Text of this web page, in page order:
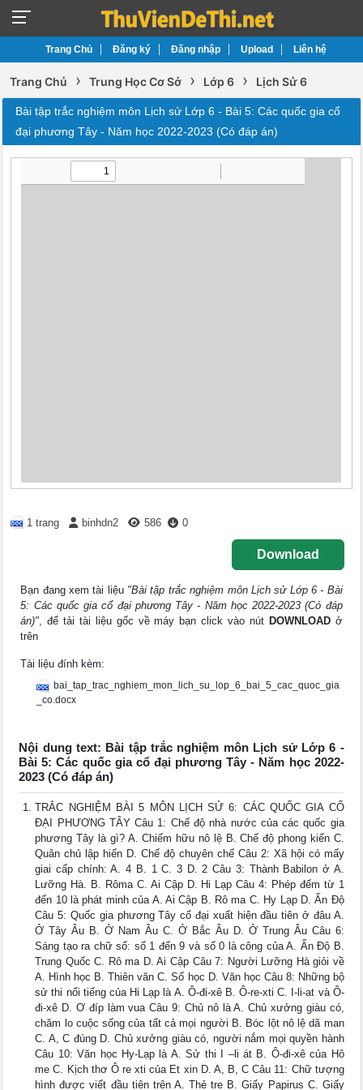
Trang Chủ Đăng ký Đăng nhập Upload Liên hệ
Trang Chủ › Trung Học Cơ Sở › Lớp 6 › Lịch Sử 6
Bài tập trắc nghiệm môn Lịch sử Lớp 6 - Bài 5: Các quốc gia cổ
đại phương Tây - Năm học 2022-2023 (Có đáp án)
1 trang binhdn2 586 0
Download
Bạn đang xem tài liệu "Bài tập trắc nghiệm môn Lịch sử Lớp 6 - Bài
5: Các quốc gia cổ đại phương Tây - Năm học 2022-2023 (Có đáp
án)", để tải tài liệu gốc về máy bạn click vào nút DOWNLOADở
trên
Tài liệu đính kèm:
bai_tap_trac_nghiem_mon_lich_su_lop_6_bai_5_cac_quoc_gia
_co.docx
Nội dung text: Bài tập trắc nghiệm môn Lịch sử Lớp 6 -
Bài 5: Các quốc gia cổ đại phương Tây - Năm học 2022-
2023 (Có đáp án)
TRẮC NGHIỆM BÀI 5 MÔN LỊCH SỬ 6: CÁC QUỐC GIA CỔ
ĐẠI PHƯƠNG TÂY Câu 1: Chế độ nhà nước của các quốc gia
phương Tây là gì? A. Chiếm hữu nô lệ B. Chế độ phong kiến C.
Quân chủ lập hiến D. Chế độ chuyên chế Câu 2: Xã hội có mấy
giai cấp chính: A. 4 B. 1 C. 3 D. 2 Câu 3: Thành Babilon ở A.
Lưỡng Hà. B. Rôma C. Ai Cập D. Hi Lạp Câu 4: Phép đếm từ 1
đến 10 là phát minh của A. Ai Cập B. Rô ma C. Hy Lạp D. Ấn Độ
Câu 5: Quốc gia phương Tây cổ đại xuất hiện đầu tiên ở đâu A.
Ở Tây Âu B. Ở Nam Âu C. Ở Bắc Âu D. Ở Trung Âu Câu 6:
Sáng tạo ra chữ số: số 1 đến 9 và số 0 là công của A. Ấn Độ B.
Trung Quốc C. Rô ma D. Ai Cập Câu 7: Người Lưỡng Hà giỏi về
A. Hình học B. Thiên văn C. Số học D. Văn học Câu 8: Những bộ
sử thi nổi tiếng của Hi Lạp là A. Ô-đi-xê B. Ô-re-xti C. I-li-at và Ô-
đi-xê D. Ơ đíp làm vua Câu 9: Chủ nô là A. Chủ xưởng giàu có,
chăm lo cuộc sống của tất cả mọi người B. Bóc lột nô lệ dã man
C. A, C đúng D. Chủ xưởng giàu có, người nắm mọi quyền hành
Câu 10: Văn học Hy-Lạp là A. Sử thi I –li át B. Ô-đi-xê của Hô
me C. Kịch thơ Ô re xti của Et xin D. A, B, C Câu 11: Chữ tượng
hình được viết đầu tiên trên A. Thẻ tre B. Giấy Papirus C. Giấy